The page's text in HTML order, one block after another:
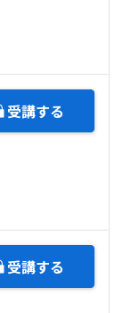
受講する
受講する